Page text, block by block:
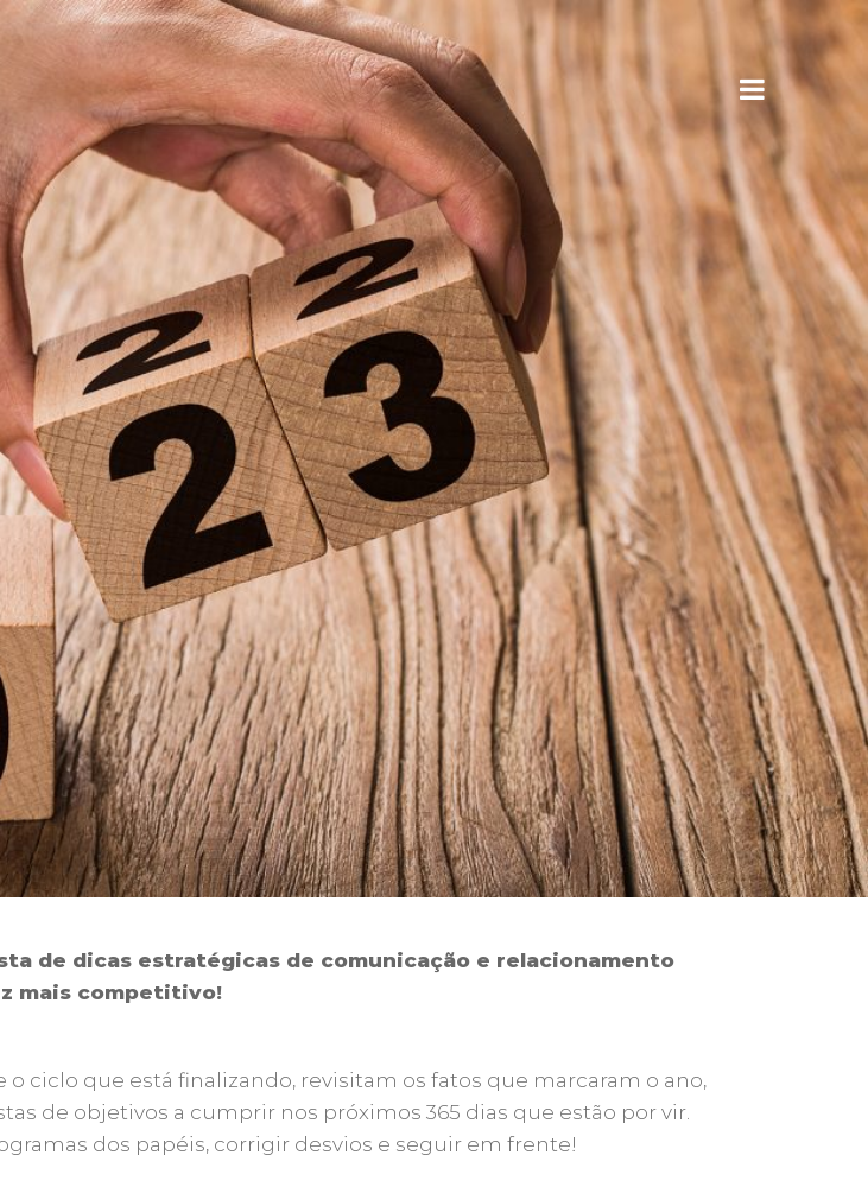
de dicas estratégicas de comunicação e relacionamento
mais competitivo!
ciclo que está finalizando, revisitam os fatos que marcaram o ano,
de objetivos a cumprir nos próximos 365 dias que estão por vir.
dos papéis, corrigir desvios e seguir em frente!